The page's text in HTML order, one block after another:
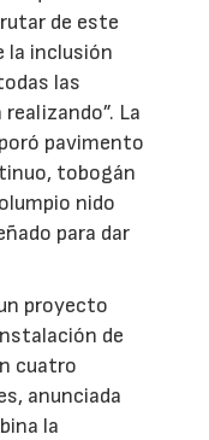
de este
la inclusión
las
La
pavimento
tobogán
nido
para dar
proyecto
de
cuatro
anunciada
la